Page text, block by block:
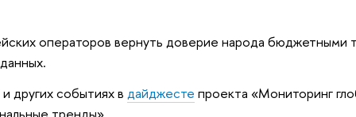
операторов вернуть доверие народа бюджетными
других событиях в дайджесте проекта «Мониторинг